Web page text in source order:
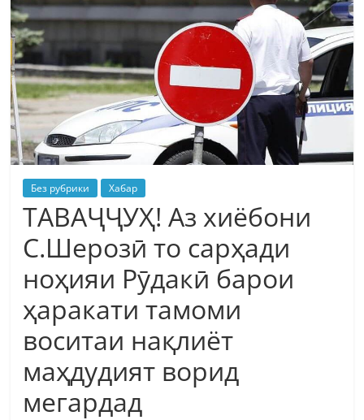
Без рубрики Хабар
ТАВАҶҶУҲ! Аз хиёбони
С.Шерозӣ то сарҳади
ноҳияи Рӯдакӣ барои
ҳаракати тамоми
воситаи нақлиёт
маҳдудият ворид
мегардад